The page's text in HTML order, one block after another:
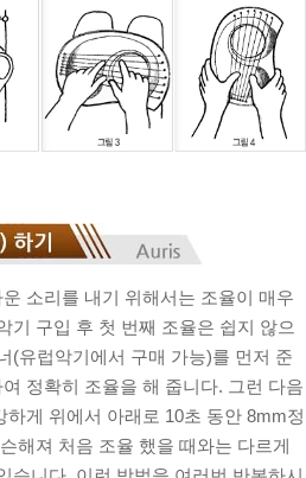
소리를 내기 위해서는 조율이 매우
기 구입 후 첫 번째 조율은 쉽지 않으
(유럽악기에서 구매 가능)를 먼저 준
정확히 조율을 해 줍니다. 그런 다음
게 위에서 아래로 10초 동안 8mm정
해져 처음 조율 했을 때와는 다르게